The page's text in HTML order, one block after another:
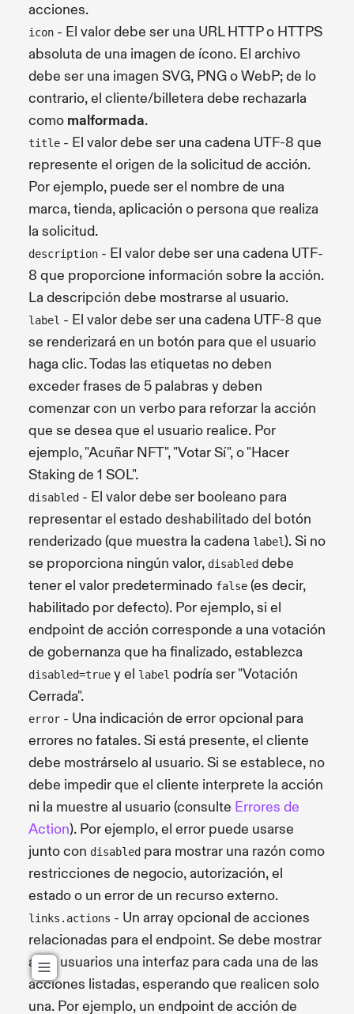
acciones.
icon - El valor debe ser una URL HTTP o HTTPS
absoluta de una imagen de ícono. El archivo
debe ser una imagen SVG, PNG o WebP; de lo
contrario, el cliente/billetera debe rechazarla
como malformada.
title - El valor debe ser una cadena UTF-8 que
represente el origen de la solicitud de acción.
Por ejemplo, puede ser el nombre de una
marca, tienda, aplicación o persona que realiza
la solicitud.
description - El valor debe ser una cadena UTF-
8 que proporcione información sobre la acción.
La descripción debe mostrarse al usuario.
label - El valor debe ser una cadena UTF-8 que
se renderizará en un botón para que el usuario
haga clic. Todas las etiquetas no deben
exceder frases de 5 palabras y deben
comenzar con un verbo para reforzar la acción
que se desea que el usuario realice. Por
ejemplo, "Acuñar NFT", "Votar Sí", o "Hacer
Staking de 1 SOL".
disabled - El valor debe ser booleano para
representar el estado deshabilitado del botón
renderizado (que muestra la cadena label). Si no
se proporciona ningún valor, disabled debe
tener el valor predeterminado false (es decir,
habilitado por defecto). Por ejemplo, si el
endpoint de acción corresponde a una votación
de gobernanza que ha finalizado, establezca
disabled=true y el label podría ser "Votación
Cerrada".
error - Una indicación de error opcional para
errores no fatales. Si está presente, el cliente
debe mostrárselo al usuario. Si se establece, no
debe impedir que el cliente interprete la acción
ni la muestre al usuario (consulte Errores de
Action). Por ejemplo, el error puede usarse
junto con disabled para mostrar una razón como
restricciones de negocio, autorización, el
estado o un error de un recurso externo.
links.actions - Un array opcional de acciones
relacionadas para el endpoint. Se debe mostrar
a los usuarios una interfaz para cada una de las
acciones listadas, esperando que realicen solo
una. Por ejemplo, un endpoint de acción de